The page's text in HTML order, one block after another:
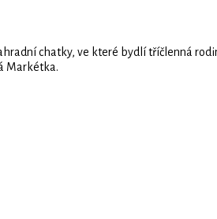
chatky, ve které bydlí tříčlenná
Markétka.